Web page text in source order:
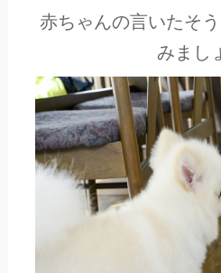
赤ちゃんの言いたそ
みまし